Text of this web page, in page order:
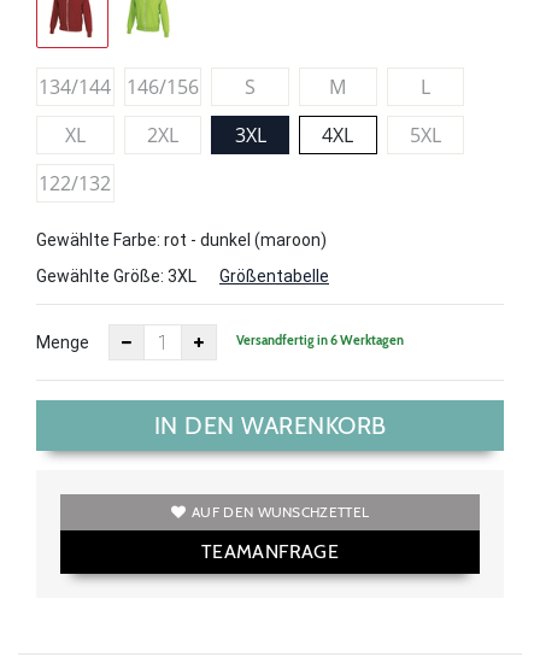
134/144 146/156 S M
L
XL
2XL 3XL 4XL
5XL
122/132
Gewählte Farbe: rot - dunkel (maroon)
Gewählte Größe: 3XL Größentabelle
Menge Versandfertig in 6 Werktagen
IN DEN WARENKORB
AUF DEN WUNSCHZETTEL
TEAMANFRAGE